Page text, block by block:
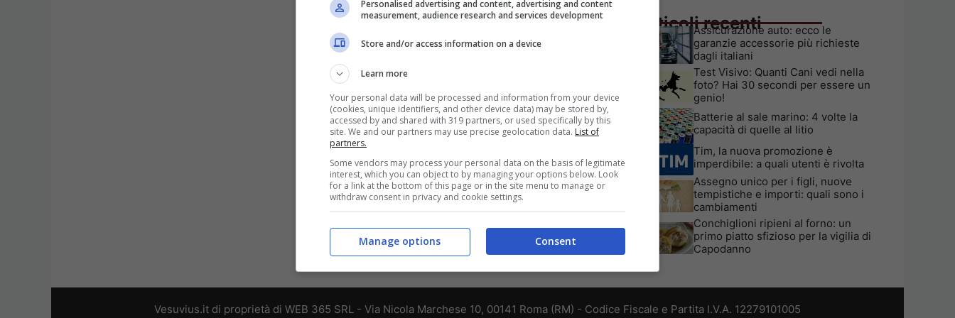
Articoli recenti
Assicurazione auto: ecco le
garanzie accessorie più richieste
dagli italiani
Test Visivo: Quanti Cani vedi nella
foto? Hai 30 secondi per essere un
genio!
Batterie al sale marino: 4 volte la
capacità di quelle al litio
Tim, la nuova promozione è
imperdibile: a quali utenti è rivolta
Assegno unico per i figli, nuove
tempistiche e importi: quali sono i
cambiamenti
Conchiglioni ripieni al forno: un
primo piatto sfizioso per la vigilia di
Capodanno
Vesuvius.it di proprietà di WEB 365 SRL - Via Nicola Marchese 10, 00141 Roma (RM) - Codice Fiscale e Partita I.V.A. 12279101005
Personalised advertising and content, advertising and content
measurement, audience research and services development
Store and/or access information on a device
Learn more
Your personal data will be processed and information from your device
(cookies, unique identifiers, and other device data) may be stored by,
accessed by and shared with 319 partners, or used specifically by this
site. We and our partners may use precise geolocation data. List of
partners.
Some vendors may process your personal data on the basis of legitimate
interest, which you can object to by managing your options below. Look
for a link at the bottom of this page or in the site menu to manage or
withdraw consent in privacy and cookie settings.
Consent
Manage options